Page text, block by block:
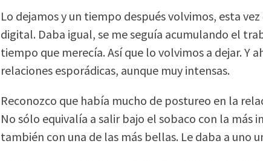
Lo dejamos y un tiempo después volvimos, esta
digital. Daba igual, se me seguía acumulando el
tiempo que merecía. Así que lo volvimos a dejar. Y
relaciones esporádicas, aunque muy intensas.
Reconozco que había mucho de postureo en la
No sólo equivalía a salir bajo el sobaco con la más
también con una de las más bellas. Le daba a uno